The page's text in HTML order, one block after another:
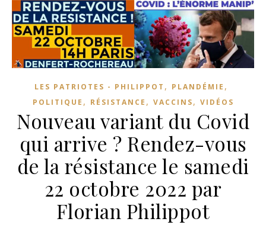
LES PATRIOTES - PHILIPPOT , PLANDÉMIE ,
POLITIQUE , RÉSISTANCE , VACCINS, VIDÉOS
Nouveau variant du Covid
qui arrive ? Rendez-vous
de la résistance le samedi
22 octobre 2022 par
Florian Philippot